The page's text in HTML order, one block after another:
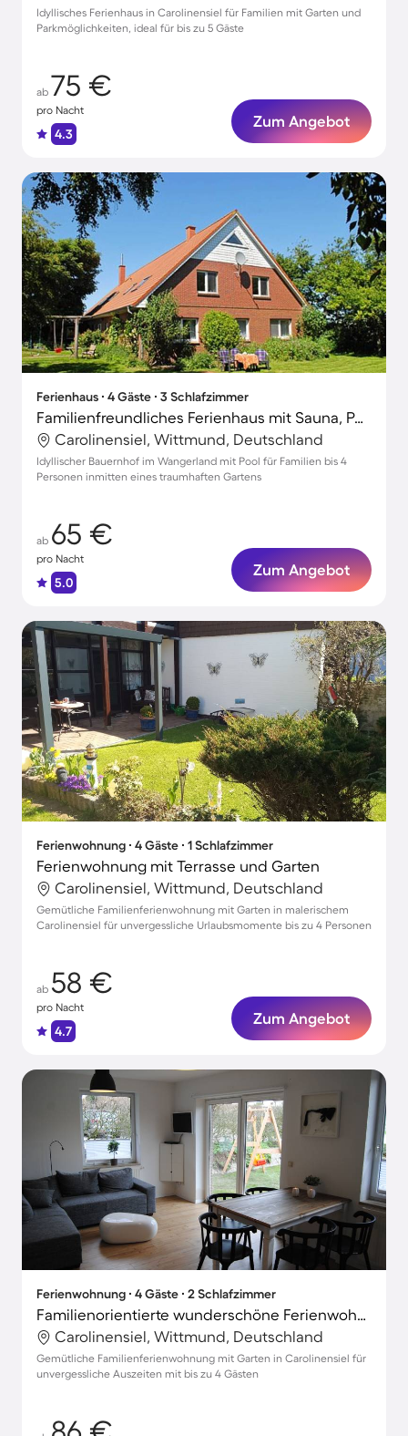
Idyllisches Ferienhaus in Carolinensiel für Familien mit Garten und
Parkmöglichkeiten, ideal für bis zu 5 Gäste
ab 75 €
pro Nacht
4.3
Zum Angebot
Ferienhaus ∙ 4 Gäste ∙ 3 Schlafzimmer
Familienfreundliches Ferienhaus mit Sauna, Pool und Garten
Carolinensiel, Wittmund, Deutschland
Idyllischer Bauernhof im Wangerland mit Pool für Familien bis 4
Personen inmitten eines traumhaften Gartens
ab 65 €
pro Nacht
5.0
Zum Angebot
Ferienwohnung ∙ 4 Gäste ∙ 1 Schlafzimmer
Ferienwohnung mit Terrasse und Garten
Carolinensiel, Wittmund, Deutschland
Gemütliche Familienferienwohnung mit Garten in malerischem
Carolinensiel für unvergessliche Urlaubsmomente bis zu 4 Personen
ab 58 €
pro Nacht
4.7
Zum Angebot
Ferienwohnung ∙ 4 Gäste ∙ 2 Schlafzimmer
Familienorientierte wunderschöne Ferienwohnung mit Grill und Garten | Naturblick
Carolinensiel, Wittmund, Deutschland
Gemütliche Familienferienwohnung mit Garten in Carolinensiel für
unvergessliche Auszeiten mit bis zu 4 Gästen